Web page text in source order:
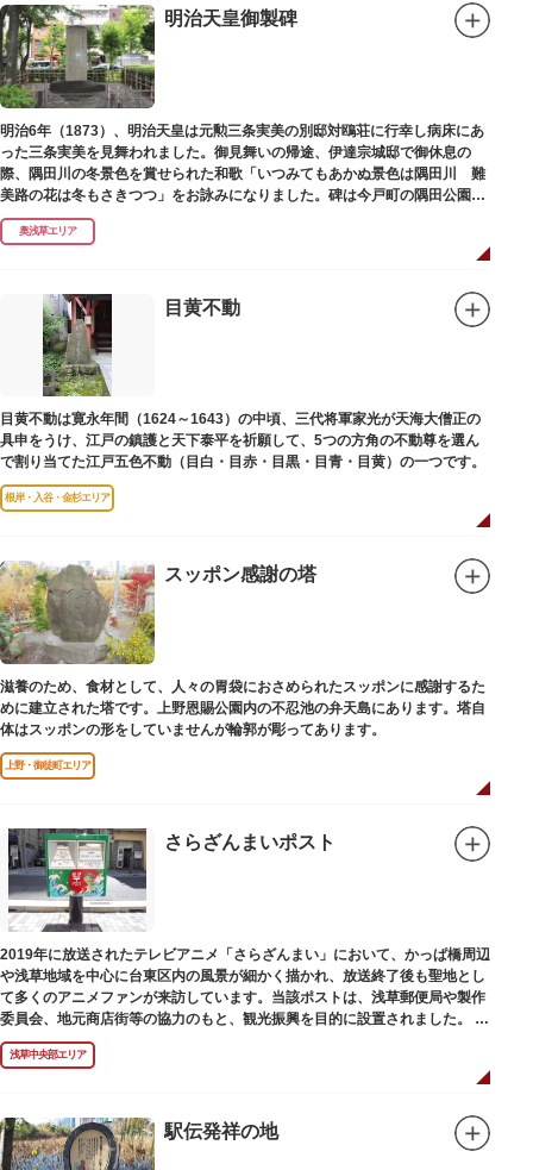
明治天皇御製碑
明治6年（1873）、明治天皇は元勲三条実美の別邸対鴎荘に行幸し病床にあ
った三条実美を見舞われました。御見舞いの帰途、伊達宗城邸で御休息の
際、隅田川の冬景色を賞せられた和歌「いつみてもあかぬ景色は隅田川 難
美路の花は冬もさきつつ」をお詠みになりました。碑は今戸町の隅田公園内
にあります。
奥浅草エリア
目黄不動
目黄不動は寛永年間（1624～1643）の中頃、三代将軍家光が天海大僧正の
具申をうけ、江戸の鎮護と天下泰平を祈願して、5つの方角の不動尊を選ん
で割り当てた江戸五色不動（目白・目赤・目黒・目青・目黄）の一つです。
根岸・入谷・金杉エリア
スッポン感謝の塔
滋養のため、食材として、人々の胃袋におさめられたスッポンに感謝するた
めに建立された塔です。上野恩賜公園内の不忍池の弁天島にあります。塔自
体はスッポンの形をしていませんが輪郭が彫ってあります。
上野・御徒町エリア
さらざんまいポスト
2019年に放送されたテレビアニメ「さらざんまい」において、かっぱ橋周辺
や浅草地域を中心に台東区内の風景が細かく描かれ、放送終了後も聖地とし
て多くのアニメファンが来訪しています。当該ポストは、浅草郵便局や製作
委員会、地元商店街等の協力のもと、観光振興を目的に設置されました。
<「さらざんまい」監督の幾原邦彦氏のコメント>
「実在する風景を舞台として制作したキャラクターたちが、このような形で
地域の方々にも受け入れていただけて大変嬉しいです。聖地巡礼のシンボル
設置年月日:令和3年3月10日
浅草中央部エリア
駅伝発祥の地